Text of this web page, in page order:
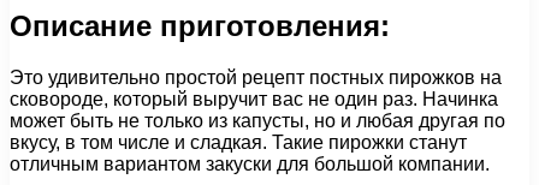
Описание приготовления:
Это удивительно простой рецепт постных пирожков на
сковороде, который выручит вас не один раз. Начинка
может быть не только из капусты, но и любая другая по
вкусу, в том числе и сладкая. Такие пирожки станут
отличным вариантом закуски для большой компании.